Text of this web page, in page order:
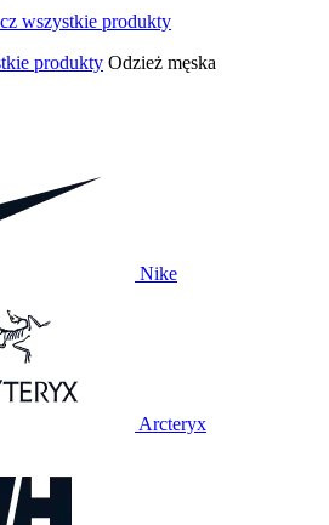
produkty Odzież męska
Nike
Arcteryx